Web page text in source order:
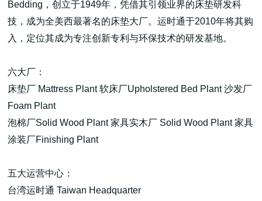
Bedding，创立于1949年，凭借其引领业界的床垫研发科
技，成为全美西最著名的床垫大厂。运时通于2010年将其购
入，定位其成为专注创新专利与环保技术的研发基地。
六大厂：
床垫厂 Mattress Plant 软床厂Upholstered Bed Plant 沙发厂
Foam Plant
泡棉厂Solid Wood Plant 家具实木厂 Solid Wood Plant 家具
涂装厂Finishing Plant
五大运营中心：
台湾运时通 Taiwan Headquarter